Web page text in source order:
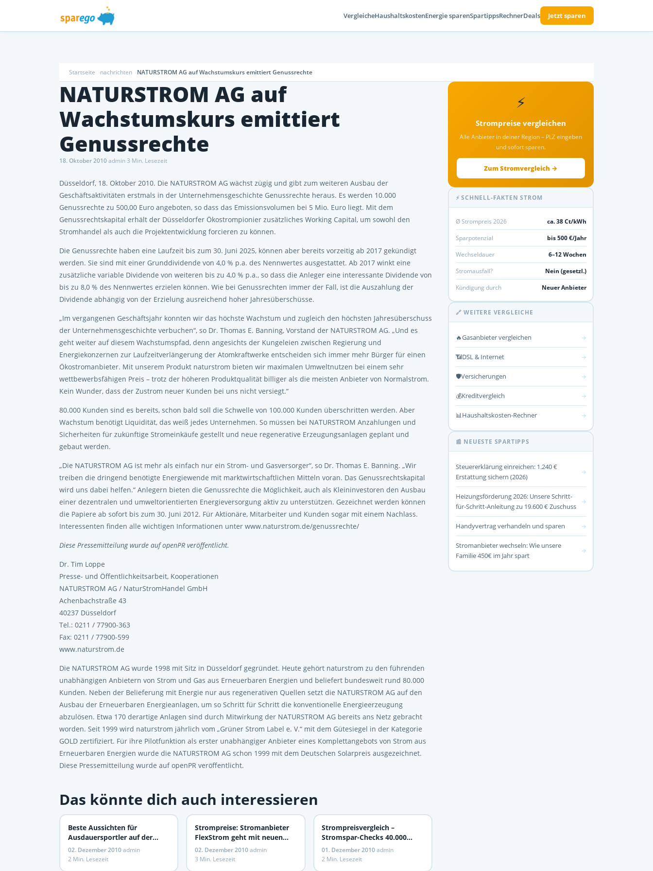
VergleicheHaushaltskostenEnergie sparenSpartippsRechnerDeals Jetzt sparen
Startseite nachrichten NATURSTROM AG auf Wachstumskurs emittiert Genussrechte
NATURSTROM AG auf
Wachstumskurs emittiert
Genussrechte
18. Oktober 2010·admin·3 Min. Lesezeit
Düsseldorf, 18. Oktober 2010. Die NATURSTROM AG wächst zügig und gibt zum weiteren Ausbau der
Geschäftsaktivitäten erstmals in der Unternehmensgeschichte Genussrechte heraus. Es werden 10.000
Genussrechte zu 500,00 Euro angeboten, so dass das Emissionsvolumen bei 5 Mio. Euro liegt. Mit dem
Genussrechtskapital erhält der Düsseldorfer Ökostrompionier zusätzliches Working Capital, um sowohl den
Stromhandel als auch die Projektentwicklung forcieren zu können.
Die Genussrechte haben eine Laufzeit bis zum 30. Juni 2025, können aber bereits vorzeitig ab 2017 gekündigt
werden. Sie sind mit einer Grunddividende von 4,0 % p.a. des Nennwertes ausgestattet. Ab 2017 winkt eine
zusätzliche variable Dividende von weiteren bis zu 4,0 % p.a., so dass die Anleger eine interessante Dividende von
bis zu 8,0 % des Nennwertes erzielen können. Wie bei Genussrechten immer der Fall, ist die Auszahlung der
Dividende abhängig von der Erzielung ausreichend hoher Jahresüberschüsse.
„Im vergangenen Geschäftsjahr konnten wir das höchste Wachstum und zugleich den höchsten Jahresüberschuss
der Unternehmensgeschichte verbuchen“, so Dr. Thomas E. Banning, Vorstand der NATURSTROM AG. „Und es
geht weiter auf diesem Wachstumspfad, denn angesichts der Kungeleien zwischen Regierung und
Energiekonzernen zur Laufzeitverlängerung der Atomkraftwerke entscheiden sich immer mehr Bürger für einen
Ökostromanbieter. Mit unserem Produkt naturstrom bieten wir maximalen Umweltnutzen bei einem sehr
wettbewerbsfähigen Preis – trotz der höheren Produktqualität billiger als die meisten Anbieter von Normalstrom.
Kein Wunder, dass der Zustrom neuer Kunden bei uns nicht versiegt.“
80.000 Kunden sind es bereits, schon bald soll die Schwelle von 100.000 Kunden überschritten werden. Aber
Wachstum benötigt Liquidität, das weiß jedes Unternehmen. So müssen bei NATURSTROM Anzahlungen und
Sicherheiten für zukünftige Stromeinkäufe gestellt und neue regenerative Erzeugungsanlagen geplant und
gebaut werden.
„Die NATURSTROM AG ist mehr als einfach nur ein Strom- und Gasversorger“, so Dr. Thomas E. Banning. „Wir
treiben die dringend benötigte Energiewende mit marktwirtschaftlichen Mitteln voran. Das Genussrechtskapital
wird uns dabei helfen.“ Anlegern bieten die Genussrechte die Möglichkeit, auch als Kleininvestoren den Ausbau
einer dezentralen und umweltorientierten Energieversorgung aktiv zu unterstützen. Gezeichnet werden können
die Papiere ab sofort bis zum 30. Juni 2012. Für Aktionäre, Mitarbeiter und Kunden sogar mit einem Nachlass.
Interessenten finden alle wichtigen Informationen unter www.naturstrom.de/genussrechte/
Diese Pressemitteilung wurde auf openPR veröffentlicht.
Dr. Tim Loppe
Presse- und Öffentlichkeitsarbeit, Kooperationen
NATURSTROM AG / NaturStromHandel GmbH
Achenbachstraße 43
40237 Düsseldorf
Tel.: 0211 / 77900-363
Fax: 0211 / 77900-599
www.naturstrom.de
Die NATURSTROM AG wurde 1998 mit Sitz in Düsseldorf gegründet. Heute gehört naturstrom zu den führenden
unabhängigen Anbietern von Strom und Gas aus Erneuerbaren Energien und beliefert bundesweit rund 80.000
Kunden. Neben der Belieferung mit Energie nur aus regenerativen Quellen setzt die NATURSTROM AG auf den
Ausbau der Erneuerbaren Energieanlagen, um so Schritt für Schritt die konventionelle Energieerzeugung
abzulösen. Etwa 170 derartige Anlagen sind durch Mitwirkung der NATURSTROM AG bereits ans Netz gebracht
worden. Seit 1999 wird naturstrom jährlich vom „Grüner Strom Label e. V.“ mit dem Gütesiegel in der Kategorie
GOLD zertifiziert. Für ihre Pilotfunktion als erster unabhängiger Anbieter eines Komplettangebots von Strom aus
Erneuerbaren Energien wurde die NATURSTROM AG schon 1999 mit dem Deutschen Solarpreis ausgezeichnet.
Diese Pressemitteilung wurde auf openPR veröffentlicht.
Das könnte dich auch interessieren
Beste Aussichten für
Ausdauersportler auf der
Laufinsel Fuerteventura
02. Dezember 2010·admin·
2 Min. Lesezeit
Strompreise: Stromanbieter
FlexStrom geht mit neuen
Tarifen in die Offensive
02. Dezember 2010·admin·
3 Min. Lesezeit
Strompreisvergleich –
Stromspar-Checks 40.000
Haushalte sparen jährlich 3,6
Millionen Euro Stromkosten
01. Dezember 2010·admin·
2 Min. Lesezeit
⚡
Strompreise vergleichen
Alle Anbieter in deiner Region – PLZ eingeben
und sofort sparen.
Zum Stromvergleich →
⚡ SCHNELL-FAKTEN STROM
Ø Strompreis 2026
ca. 38 Ct/kWh
Sparpotenzial
bis 500 €/Jahr
Wechseldauer
6–12 Wochen
Stromausfall?
Nein (gesetzl.)
Kündigung durch
Neuer Anbieter
🔗 WEITERE VERGLEICHE
🔥Gasanbieter vergleichen →
📶DSL & Internet →
🛡️Versicherungen →
💰Kreditvergleich →
📊 Haushaltskosten-Rechner →
📰 NEUESTE SPARTIPPS
Steuererklärung einreichen: 1.240 €
Erstattung sichern (2026)
→
Heizungsförderung 2026: Unsere Schritt-
für-Schritt-Anleitung zu 19.600 € Zuschuss
→
Handyvertrag verhandeln und sparen →
Stromanbieter wechseln: Wie unsere
Familie 450€ im Jahr spart
→